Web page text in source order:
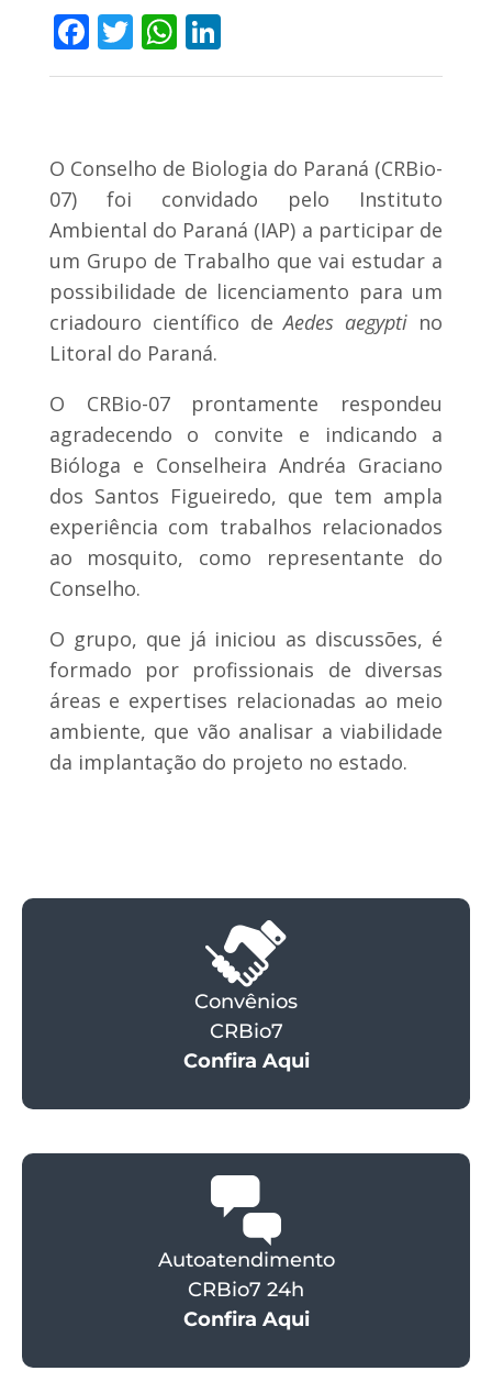
Facebook
Twitter
WhatsApp
LinkedIn
O Conselho de Biologia do Paraná (CRBio-
07) foi convidado pelo Instituto
Ambiental do Paraná (IAP) a participar de
um Grupo de Trabalho que vai estudar a
possibilidade de licenciamento para um
criadouro científico deAedes aegypti no
Litoral do Paraná.
O CRBio-07 prontamente respondeu
agradecendo o convite e indicando a
Bióloga e Conselheira Andréa Graciano
dos Santos Figueiredo, que tem ampla
experiência com trabalhos relacionados
ao mosquito, como representante do
Conselho.
O grupo, que já iniciou as discussões, é
formado por profissionais de diversas
áreas e expertises relacionadas ao meio
ambiente, que vão analisar a viabilidade
da implantação do projeto no estado.
Convênios
CRBio7
Confira Aqui
Autoatendimento
CRBio7 24h
Confira Aqui